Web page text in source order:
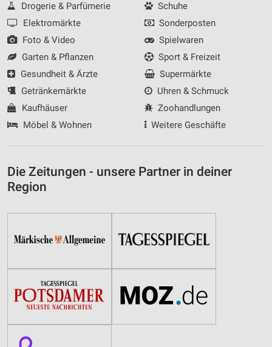
Drogerie & Parfümerie
Elektromärkte
Foto & Video
Garten & Pflanzen
Gesundheit & Ärzte
Getränkemärkte
Kaufhäuser
Möbel & Wohnen
Schuhe
Sonderposten
Spielwaren
Sport & Freizeit
Supermärkte
Uhren & Schmuck
Zoohandlungen
Weitere Geschäfte
Die Zeitungen - unsere Partner in deiner
Region